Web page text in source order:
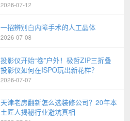
2026-07-12
一招辨别白内障手术的人工晶体
2026-07-08
投影仪开始“卷”户外！极哲ZIP三折叠
投影仪如何在ISPO玩出新花样？
2026-07-07
天津老房翻新怎么选装修公司？20年本
土匠人揭秘行业避坑真相